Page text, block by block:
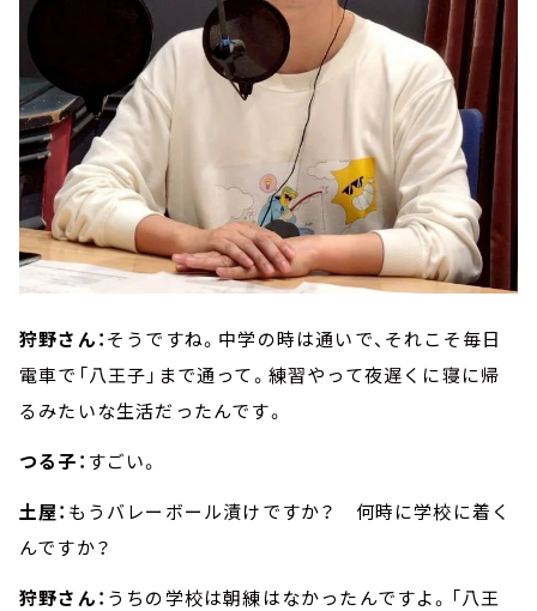
狩野さん：そうですね。中学の時は通いで、それこそ毎日
電車で「八王子」まで通って。練習やって夜遅くに寝に帰
るみたいな生活だったんです。
つる子： すごい。
土屋： もうバレーボール漬けですか？ 何時に学校に着く
んですか？
狩野さん： うちの学校は朝練はなかったんですよ。「八王